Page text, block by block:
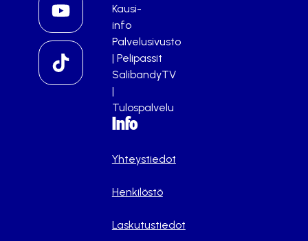
Kausi-
info
Palvelusivusto
| Pelipassit
SalibandyTV
|
Tulospalvelu
Info
Yhteystiedot
Henkilöstö
Laskutustiedot